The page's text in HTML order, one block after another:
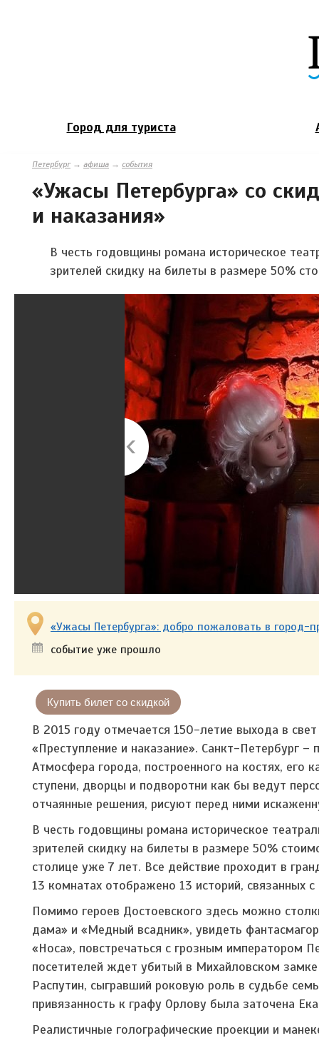
Город для туриста
Петербург→ афиша → события
«Ужасы Петербурга» со
и наказания»
В честь годовщины романа историческое
зрителей скидку на билеты в размере 50%
«Ужасы Петербурга»: добро пожаловать в город-
событие уже прошло
Купить билет со скидкой
В 2015 году отмечается 150-летие выхода в
«Преступление и наказание». Санкт-Петербург
Атмосфера города, построенного на костях,
ступени, дворцы и подворотни как бы ведут
отчаянные решения, рисуют перед ними
В честь годовщины романа историческое
зрителей скидку на билеты в размере 50%
столице уже 7 лет. Все действие проходит в
13 комнатах отображено 13 историй, связанных
Помимо героев Достоевского здесь можно
дама» и «Медный всадник», увидеть
«Носа», повстречаться с грозным императором
посетителей ждет убитый в Михайловском
Распутин, сыгравший роковую роль в судьбе
привязанность к графу Орлову была заточена
Реалистичные голографические проекции и